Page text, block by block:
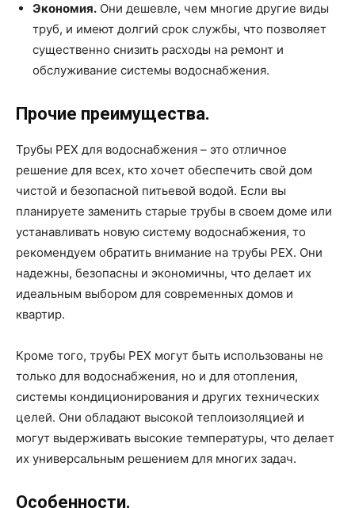
Экономия. Они дешевле, чем многие другие виды
труб, и имеют долгий срок службы, что позволяет
существенно снизить расходы на ремонт и
обслуживание системы водоснабжения.
Прочие преимущества.
Трубы PEX для водоснабжения – это отличное
решение для всех, кто хочет обеспечить свой дом
чистой и безопасной питьевой водой. Если вы
планируете заменить старые трубы в своем доме или
устанавливать новую систему водоснабжения, то
рекомендуем обратить внимание на трубы PEX. Они
надежны, безопасны и экономичны, что делает их
идеальным выбором для современных домов и
квартир.
Кроме того, трубы PEX могут быть использованы не
только для водоснабжения, но и для отопления,
системы кондиционирования и других технических
целей. Они обладают высокой теплоизоляцией и
могут выдерживать высокие температуры, что делает
их универсальным решением для многих задач.
Особенности.